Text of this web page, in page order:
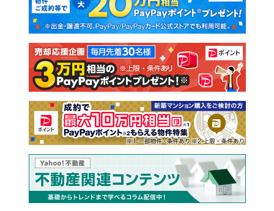
新築一戸建て 中古一戸建て
注文住宅 土地
売却査定